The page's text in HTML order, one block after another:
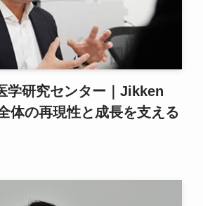
学研究センター｜Jikken
体の再現性と成長を支える